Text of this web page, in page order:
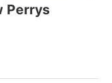
Perrys